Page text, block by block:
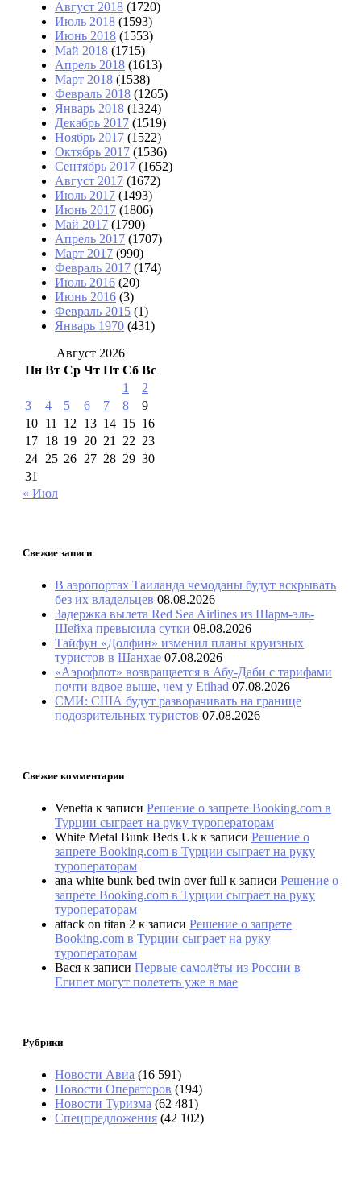
Август 2018 (1720)
Июль 2018 (1593)
Июнь 2018 (1553)
Май 2018 (1715)
Апрель 2018 (1613)
Март 2018 (1538)
Февраль 2018 (1265)
Январь 2018 (1324)
Декабрь 2017 (1519)
Ноябрь 2017 (1522)
Октябрь 2017 (1536)
Сентябрь 2017 (1652)
Август 2017 (1672)
Июль 2017 (1493)
Июнь 2017 (1806)
Май 2017 (1790)
Апрель 2017 (1707)
Март 2017 (990)
Февраль 2017 (174)
Июль 2016 (20)
Июнь 2016 (3)
Февраль 2015 (1)
Январь 1970 (431)
Август 2026
Пн Вт Ср Чт Пт Сб Вс
1
2
3
4 5 6 7 8
9
10 11 12 13 14 15 16
17 18 19 20 21 22 23
24 25 26 27 28 29 30
31
« Июл
Свежие записи
В аэропортах Таиланда чемоданы будут вскрывать
без их владельцев 08.08.2026
Задержка вылета Red Sea Airlines из Шарм-эль-
Шейха превысила сутки 08.08.2026
Тайфун «Долфин» изменил планы круизных
туристов в Шанхае 07.08.2026
«Аэрофлот» возвращается в Абу-Даби с тарифами
почти вдвое выше, чем у Etihad 07.08.2026
СМИ: США будут разворачивать на границе
подозрительных туристов 07.08.2026
Свежие комментарии
Venetta к записи Решение о запрете Booking.com в
Турции сыграет на руку туроператорам
White Metal Bunk Beds Uk к записи Решение о
запрете Booking.com в Турции сыграет на руку
туроператорам
ana white bunk bed twin over full к записи Решение о
запрете Booking.com в Турции сыграет на руку
туроператорам
attack on titan 2 к записи Решение о запрете
Booking.com в Турции сыграет на руку
туроператорам
Вася к записи Первые самолёты из России в
Египет могут полететь уже в мае
Рубрики
Новости Авиа (16 591)
Новости Операторов (194)
Новости Туризма (62 481)
Спецпредложения (42 102)